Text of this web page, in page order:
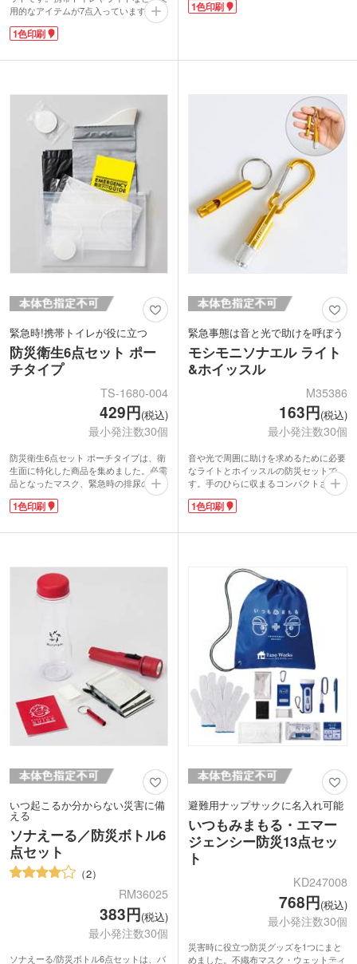
用的なアイテムが7点入っています。災
害時だけでなく、車内に入れておくとい
ざという時に安心。コンパクトなので、
です。
ルティにいかがですか。
1色印刷
防災グッズのイメージを覆すような、ス
ルミブランケットなどが入っていて緊急
企業名などを印刷して、防災イベントの
ノベルティにおすすめです。
1色印刷
緊急時!携帯トイレが役に立つ
防災衛生6点セット ポー
チタイプ
TS-1680-004
429円(税込)
最小発注数30個
防災衛生6点セット ポーチタイプは、衛
生面に特化した商品を集めました。必需
品となったマスク、緊急時の排尿の際に
使える携帯トイレ、水に浸すと簡単に戻
せる圧縮タオル、さまざまな用途に活用
た。ポーチは単行本ほどの大きさで軽く
でなく渋滞やレジャーにも良いですね。
ポーチに名入れ印刷1色が可能です。防
災訓練や災害対策のノベルティとして。
1色印刷
緊急事態は音と光で助けを呼ぼう
モシモニソナエル ライト
&ホイッスル
M35386
163円(税込)
最小発注数30個
音や光で周囲に助けを求めるために必要
なライトとホイッスルの防災セットで
す。手のひらに収まるコンパクトさ。カ
ラビナ付きなのでキーホルダー感覚でバ
ッグに付けたり、鍵と一緒に持ち歩くこ
ンプや登山のアウトドアにも活躍。さら
たいアイテムです。
1色名入れ印刷が可能。防災キャンペー
ンやアウトドアショップの購入特典に人
気のノベルティです。
1色印刷
いつ起こるか分からない災害に備
える
ソナえーる／防災ボトル6
点セット
2
RM36025
383円(税込)
最小発注数30個
ソナえーる/防災ボトル6点セットは、バ
避難用ナップサックに名入れ可能
いつもみまもる・エマー
ジェンシー防災13点セッ
ト
KD247008
768円(税込)
最小発注数30個
災害時に役立つ防災グッズを1つにまと
めました。不織布マスク・ウェットティ